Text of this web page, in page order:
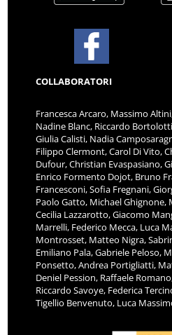
COLLABORATORI
Francesca Arcaro, Massimo
Nadine Blanc, Riccardo
Giulia Calisti, Nadia
Filippo Clermont, Carol Di Vito,
Dufour, Christian Evaspasiano,
Enrico Formento Dojot, Bruno
Francesconi, Sofia Fregnani,
Paolo Gatto, Michael Ghignone,
Cecilia Lazzarotto, Giacomo
Marrelli, Federico Mecca, Luca
Montrosset, Matteo Nigra,
Emiliano Pala, Gabriele Peloso,
Ponsetto, Andrea Portigliatti,
Deniel Pession, Raffaele
Riccardo Savoye, Federica
Tigellio Benvenuto, Luca